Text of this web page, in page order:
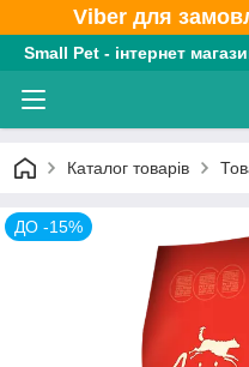
Viber для
Small Pet - інтернет
Каталог товарів
ДО -15%